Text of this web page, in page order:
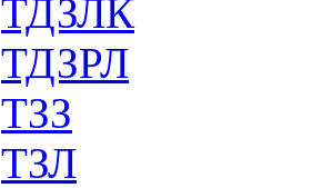
ТДЗЛК
ТДЗРЛ
ТЗЗ
ТЗЛ